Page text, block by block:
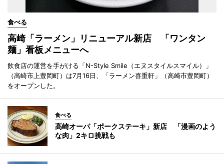
食べる
高崎「ラーメン」リニューアル新店 「ワンタン
麺」看板メニューへ
飲食店の運営を手がける「N-Style Smile（エヌスタイルスマイル）」
（高崎市上豊岡町）は7月16日、「ラーメン喜重軒」（高崎市豊岡町）
をオープンした。
食べる
高崎オーパ「ポークステーキ」新店 「漫画のよう
な肉」2キロ挑戦も